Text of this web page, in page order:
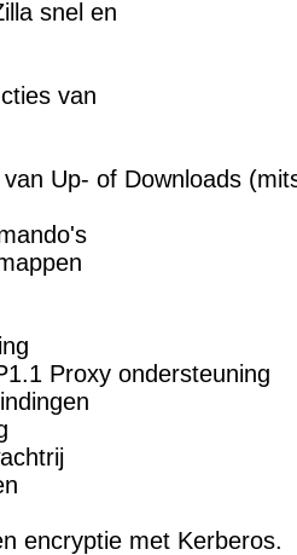
snel en
van
Up- of Downloads
Proxy ondersteuning
encryptie met Kerberos.